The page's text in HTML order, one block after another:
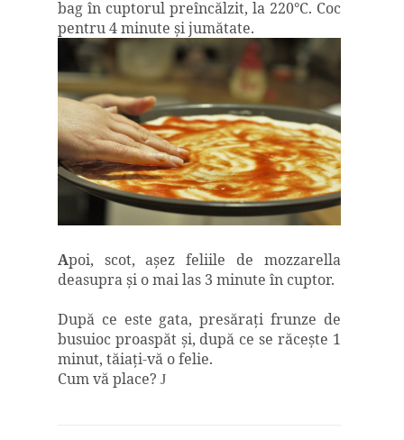
bag în cuptorul preîncălzit, la 220°C. Coc
pentru 4 minute şi jumătate.
Apoi, scot, aşez feliile de mozzarella
deasupra şi o mai las 3 minute în cuptor.
După ce este gata, presăraţi frunze de
busuioc proaspăt şi, după ce se răceşte 1
minut, tăiaţi-vă o felie.
Cum vă place? J